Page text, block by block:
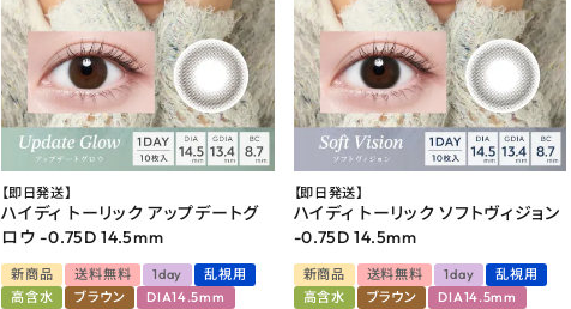
【即日発送】
ハイディ トーリック アップデートグ
ロウ -0.75D 14.5mm
新商品 送料無料 1day
乱視用
高含水
ブラウン
DIA14.5mm
【即日発送】
ハイディ トーリック ソフトヴィジョン
-0.75D 14.5mm
新商品 送料無料 1day
乱視用
高含水
ブラウン
DIA14.5mm